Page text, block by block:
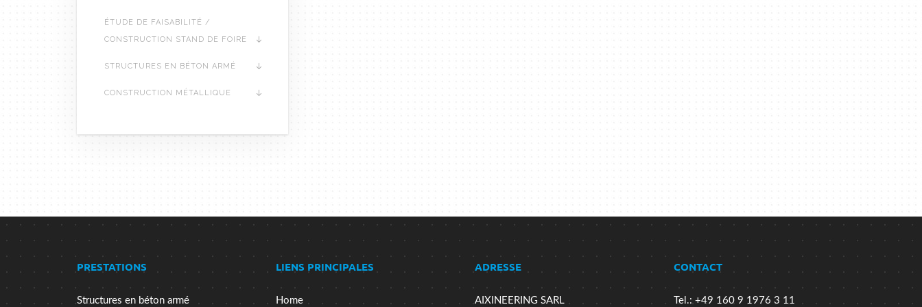
ÉTUDE DE FAISABILITÉ /
CONSTRUCTION STAND DE FOIRE
STRUCTURES EN BÉTON ARMÉ
CONSTRUCTION MÉTALLIQUE
PRESTATIONS
Structures en béton armé
LIENS PRINCIPALES
Home
ADRESSE
AIXINEERING SARL
CONTACT
Tel.: +49 160 9 1976 3 11